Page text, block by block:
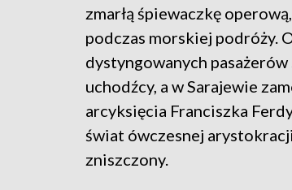
zmarłą śpiewaczkę
podczas morskiej podróży.
dystyngowanych pasażerów
uchodźcy, a w Sarajewie
arcyksięcia Franciszka
świat ówczesnej
zniszczony.